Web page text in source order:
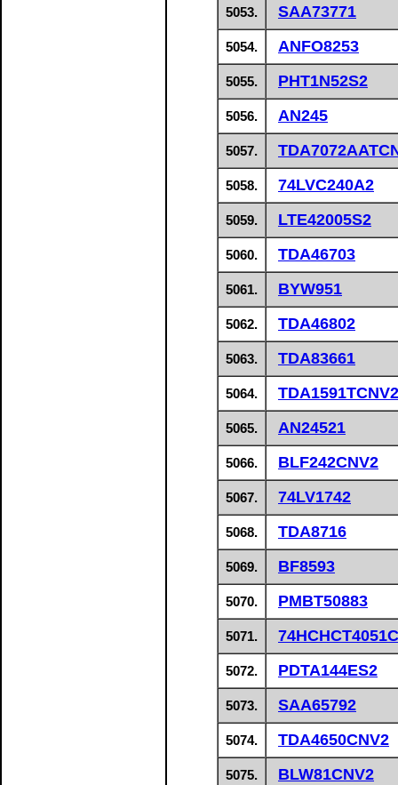
5053. SAA73771
5054. ANFO8253
5055. PHT1N52S2
5056. AN245
5057.
5058. 74LVC240A2
5059. LTE42005S2
5060. TDA46703
5061. BYW951
5062. TDA46802
5063. TDA83661
5064. TDA1591TCNV2
5065. AN24521
5066. BLF242CNV2
5067. 74LV1742
5068. TDA8716
5069. BF8593
5070. PMBT50883
5071.
5072. PDTA144ES2
5073. SAA65792
5074. TDA4650CNV2
5075. BLW81CNV2